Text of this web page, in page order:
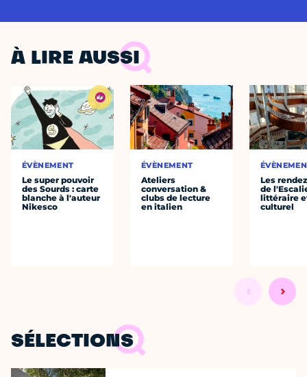
À LIRE AUSSI
ÉVÈNEMENT
Le super pouvoir
des Sourds : carte
blanche à l'auteur
Nikesco
ÉVÈNEMENT
Ateliers
conversation &
clubs de lecture
en italien
Les
de
littéraire
culturel
SÉLECTIONS